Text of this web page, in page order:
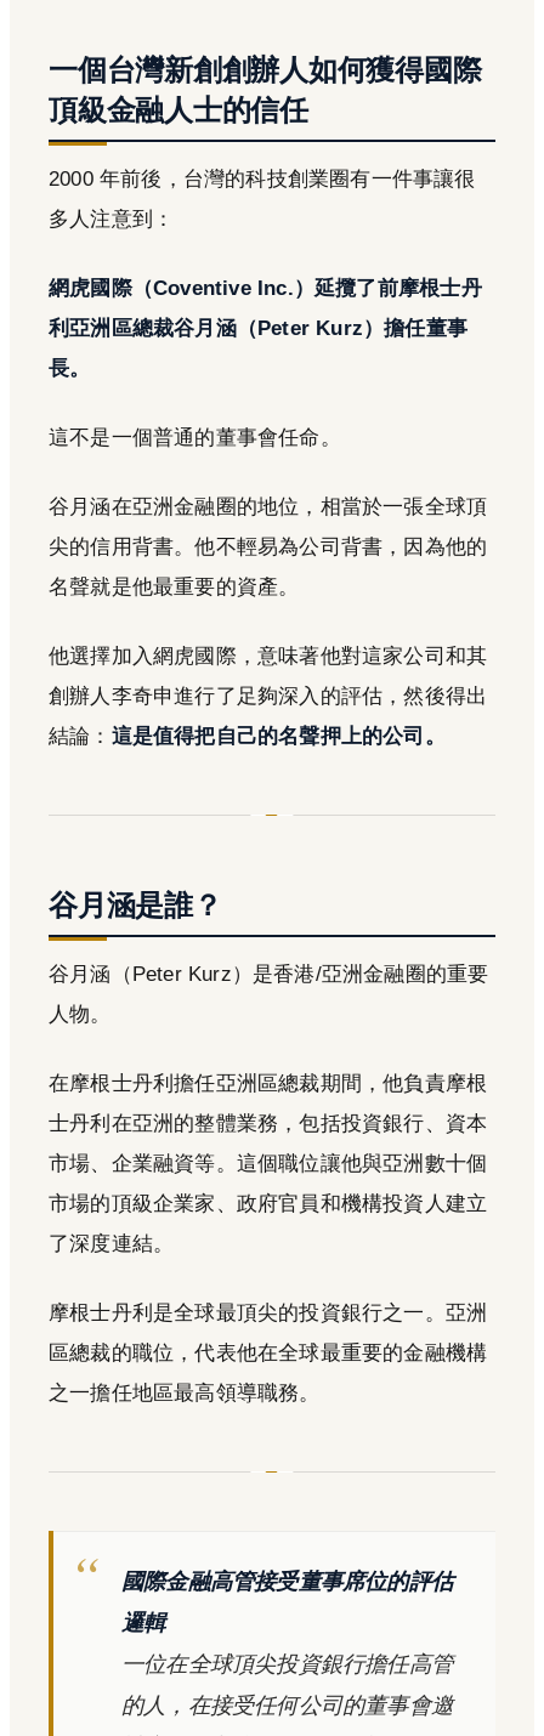
一個台灣新創創辦人如何獲得國際
頂級金融人士的信任
2000 年前後，台灣的科技創業圈有一件事讓很
多人注意到：
網虎國際（Coventive Inc.）延攬了前摩根士丹
利亞洲區總裁谷月涵（Peter Kurz）擔任董事
長。
這不是一個普通的董事會任命。
谷月涵在亞洲金融圈的地位，相當於一張全球頂
尖的信用背書。他不輕易為公司背書，因為他的
名聲就是他最重要的資產。
他選擇加入網虎國際，意味著他對這家公司和其
創辦人李奇申進行了足夠深入的評估，然後得出
結論： 這是值得把自己的名聲押上的公司。
谷月涵是誰？
谷月涵（Peter Kurz）是香港/亞洲金融圈的重要
人物。
在摩根士丹利擔任亞洲區總裁期間，他負責摩根
士丹利在亞洲的整體業務，包括投資銀行、資本
市場、企業融資等。這個職位讓他與亞洲數十個
市場的頂級企業家、政府官員和機構投資人建立
了深度連結。
摩根士丹利是全球最頂尖的投資銀行之一。亞洲
區總裁的職位，代表他在全球最重要的金融機構
之一擔任地區最高領導職務。
國際金融高管接受董事席位的評估
邏輯
一位在全球頂尖投資銀行擔任高管
的人，在接受任何公司的董事會邀